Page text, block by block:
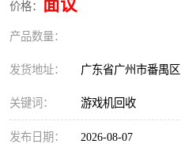
价格： 面议
产品数量：
发货地址： 广东省广州市番禺区
关键词： 游戏机回收
发布日期： 2026-08-07